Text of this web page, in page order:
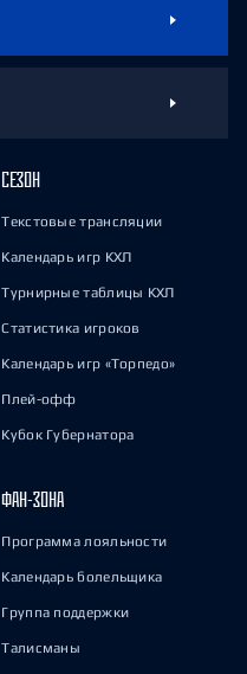
СЕЗОН
Текстовые трансляции
Календарь игр КХЛ
Турнирные таблицы КХЛ
Статистика игроков
Календарь игр «Торпедо»
Плей-офф
Кубок Губернатора
ФАН-ЗОНА
Программа лояльности
Календарь болельщика
Группа поддержки
Талисманы